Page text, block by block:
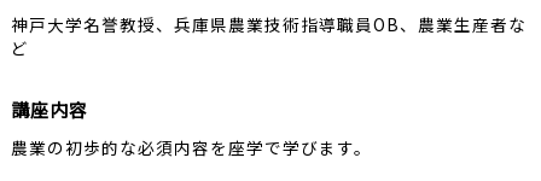
神戸大学名誉教授、兵庫県農業技術指導職員OB、農業生産者な
ど
講座内容
農業の初歩的な必須内容を座学で学びます。